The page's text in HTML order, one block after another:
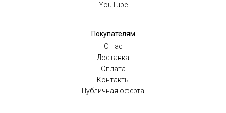
YouTube
Покупателям
O нас
Доставка
Оплата
Контакты
Публичная оферта